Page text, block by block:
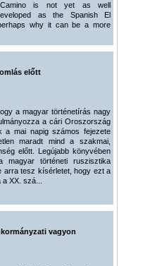
Camino is not yet as well
as the Spanish El
why it can be a more
előtt
a magyar történetírás nagy
a cári Oroszország
a mai napig számos fejezete
maradt mind a szakmai,
előtt. Legújabb könyvében
magyar történeti ruszisztika
arra tesz kísérletet, hogy ezt a
XX. szá...
vagyon